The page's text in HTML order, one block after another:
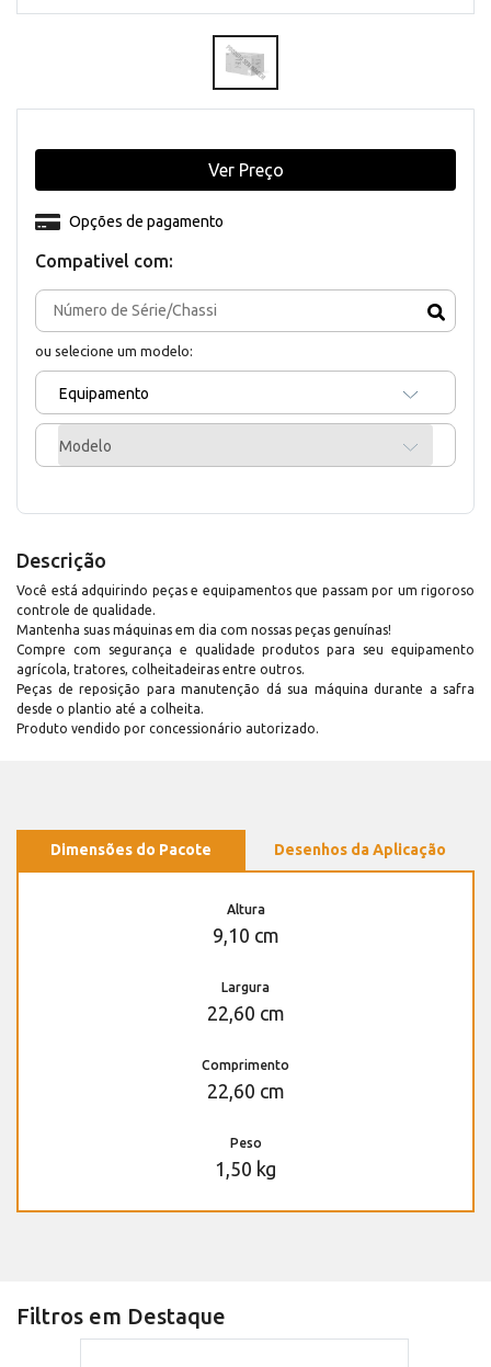
Compativel com:
ou selecione um modelo:
Equipamento
Modelo
Opções de pagamento
Ver Preço
Descrição
Você está adquirindo peças e equipamentos que passam por um rigoroso
controle de qualidade.
Mantenha suas máquinas em dia com nossas peças genuínas!
Compre com segurança e qualidade produtos para seu equipamento
agrícola, tratores, colheitadeiras entre outros.
Peças de reposição para manutenção dá sua máquina durante a safra
desde o plantio até a colheita.
Produto vendido por concessionário autorizado.
Dimensões do Pacote Desenhos da Aplicação
Altura
9,10 cm
Largura
22,60 cm
Comprimento
22,60 cm
Peso
1,50 kg
Filtros em Destaque